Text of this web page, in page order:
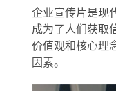
企业宣传片是现
成为了人们获取
价值观和核心理
因素。